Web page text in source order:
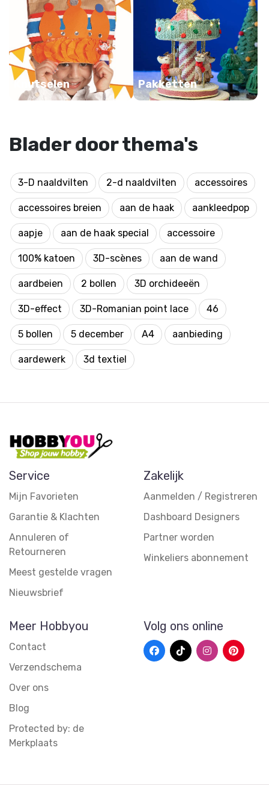
Knutselen Pakketten
Blader door thema's
3-D naaldvilten 2-d naaldvilten accessoires
accessoires breien aan de haak aankleedpop
aapje aan de haak special accessoire
100% katoen 3D-scènes aan de wand
aardbeien 2 bollen 3D orchideeën
3D-effect 3D-Romanian point lace 46
5 bollen 5 december A4 aanbieding
aardewerk 3d textiel
Service
Mijn Favorieten
Garantie & Klachten
Annuleren of
Retourneren
Meest gestelde vragen
Nieuwsbrief
Zakelijk
Aanmelden / Registreren
Dashboard Designers
Partner worden
Winkeliers abonnement
Meer Hobbyou
Contact
Verzendschema
Over ons
Blog
Protected by: de
Merkplaats
Volg ons online